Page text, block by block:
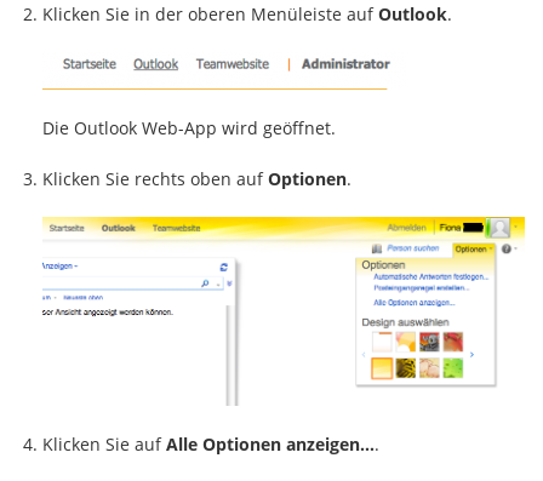
Klicken Sie in der oberen Menüleiste aufOutlook.
Die Outlook Web-App wird geöffnet.
Klicken Sie rechts oben aufOptionen.
Klicken Sie aufAlle Optionen anzeigen….